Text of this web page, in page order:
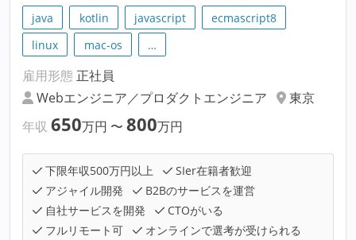
java kotlin javascript
ecmascript8
linux
mac-os …
雇用形態 正社員
Webエンジニア／プロダクトエンジニア
東京
年収 650万円 〜 800万円
下限年収500万円以上
SIer在籍者歓迎
アジャイル開発
B2Bのサービスを運営
自社サービスを開発
CTOがいる
フルリモート可
オンラインで選考が受けられる